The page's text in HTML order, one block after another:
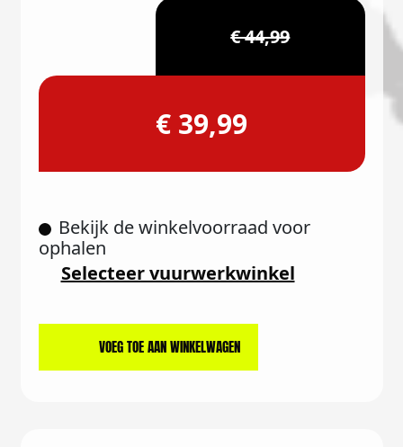
€ 44,99
€ 39,99
Bekijk de winkelvoorraad voor
ophalen
Selecteer vuurwerkwinkel
VOEG TOE AAN WINKELWAGEN